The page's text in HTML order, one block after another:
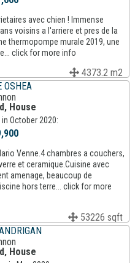
avec chien ! Immense
voisins a l'arriere et pres de la
thermopompe murale 2019, une
click for more info
4373.2 m2
OSHEA
House
October 2020:
Venne.4 chambres a couchers,
et ceramique.Cuisine avec
amenage, beaucoup de
hors terre... click for more
53226 sqft
House